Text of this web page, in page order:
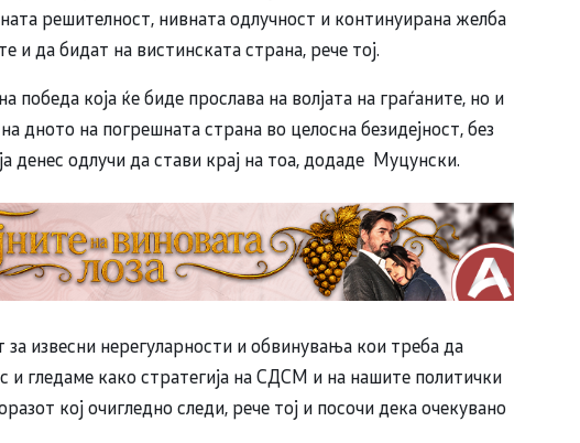
решителност, нивната одлучност и континуирана желба
и да бидат на вистинската страна, рече тој.
која ќе биде прослава на волјата на граѓаните, но и
дното на погрешната страна во целосна безидејност, без
денес одлучи да стави крај на тоа, додаде Муцунски.
извесни нерегуларности и обвинувања кои треба да
гледаме како стратегија на СДСМ и на нашите политички
кој очигледно следи, рече тој и посочи дека очекувано